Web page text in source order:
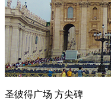
圣彼得广场 方尖碑